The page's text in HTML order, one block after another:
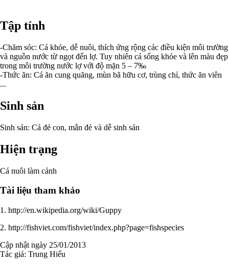
Tập tính
-Chăm sóc: Cá khỏe, dễ nuôi, thích ứng rộng các điều kiện môi trường
và nguồn nước từ ngọt đến lợ. Tuy nhiên cá sống khỏe và lên màu đẹp
trong môi trường nước lợ với độ mặn 5 – 7‰
-Thức ăn: Cá ăn cung quăng, mùn bã hữu cơ, trùng chỉ, thức ăn viên
...
Sinh sản
Sinh sản: Cá đẻ con, mắn đẻ và dễ sinh sản
Hiện trạng
Cá nuôi làm cảnh
Tài liệu tham khảo
1. http://en.wikipedia.org/wiki/Guppy
2. http://fishviet.com/fishviet/index.php?page=fishspecies
Cập nhật ngày 25/01/2013
Tác giả: Trung Hiếu